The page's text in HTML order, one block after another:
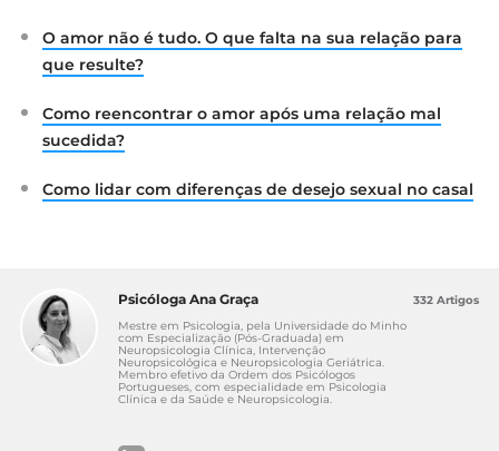
O amor não é tudo. O que falta na sua relação para
que resulte?
Como reencontrar o amor após uma relação mal
sucedida?
Como lidar com diferenças de desejo sexual no casal
Psicóloga Ana Graça
Mestre em Psicologia, pela Universidade do Minho
com Especialização (Pós-Graduada) em
Neuropsicologia Clínica, Intervenção
Neuropsicológica e Neuropsicologia Geriátrica.
Membro efetivo da Ordem dos Psicólogos
Portugueses, com especialidade em Psicologia
Clínica e da Saúde e Neuropsicologia.
332 Artigos